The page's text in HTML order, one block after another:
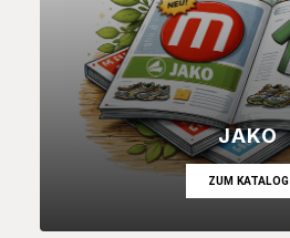
JAKO
ZUM KATALOG